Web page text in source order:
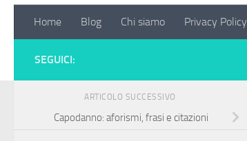
Home Blog Chi siamo Privacy Policy
SEGUICI:
ARTICOLO SUCCESSIVO
Capodanno: aforismi, frasi e citazioni